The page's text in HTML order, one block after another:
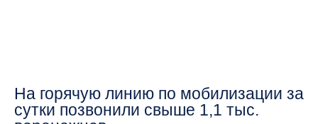
На горячую линию по мобилизации за
сутки позвонили свыше 1,1 тыс.